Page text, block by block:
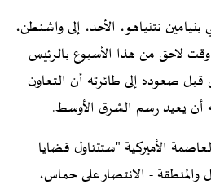
بنيامين نتنياهو، الأحد، إلى واشنطن،
لاحق من هذا الأسبوع بالرئيس
قبل صعوده إلى طائرته أن التعاون
أن يعيد رسم الشرق الأوسط.
الأميركية "ستتناول قضايا
- الانتصار على حماس،